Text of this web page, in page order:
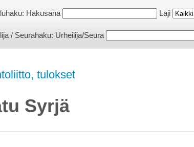
Hakusana Laji
/ Seurahaku: Urheilija/Seura
tulokset
Syrjä